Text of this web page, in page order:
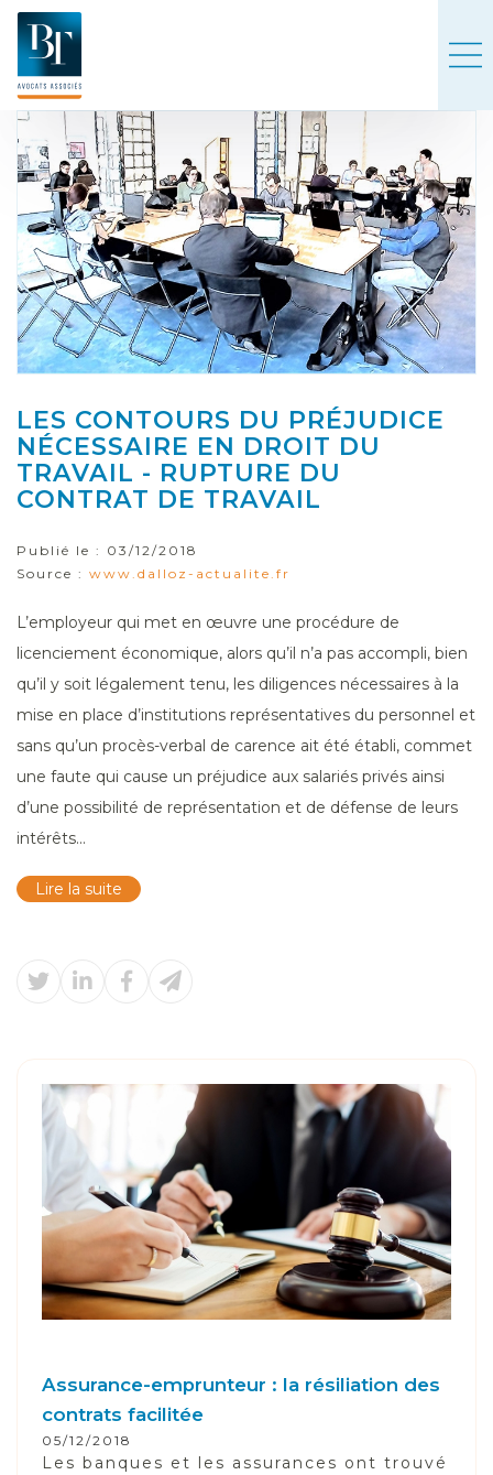
LES CONTOURS DU PRÉJUDICE
NÉCESSAIRE EN DROIT DU
TRAVAIL - RUPTURE DU
CONTRAT DE TRAVAIL
Publié le : 03/12/2018
Source : www.dalloz-actualite.fr
L’employeur qui met en œuvre une procédure de
licenciement économique, alors qu’il n’a pas accompli, bien
qu’il y soit légalement tenu, les diligences nécessaires à la
mise en place d’institutions représentatives du personnel et
sans qu’un procès-verbal de carence ait été établi, commet
une faute qui cause un préjudice aux salariés privés ainsi
d’une possibilité de représentation et de défense de leurs
intérêts...
Lire la suite
Assurance-emprunteur : la résiliation des
contrats facilitée
05/12/2018
Les banques et les assurances ont trouvé